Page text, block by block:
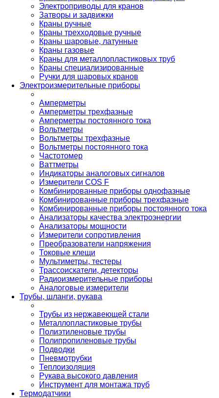
Электроприводы для кранов
Затворы и задвижки
Краны ручные
Краны трехходовые ручные
Краны шаровые, латунные
Краны газовые
Краны для металлопластиковых труб
Краны специализированные
Ручки для шаровых кранов
Электроизмерительные приборы
Амперметры
Амперметры трехфазные
Амперметры постоянного тока
Вольтметры
Вольтметры трехфазные
Вольтметры постоянного тока
Частотомер
Ваттметры
Индикаторы аналоговых сигналов
Измерители COS F
Комбинированные приборы однофазные
Комбинированные приборы трехфазные
Комбинированные приборы постоянного тока
Анализаторы качества электроэнергии
Анализаторы мощности
Измерители сопротивления
Преобразователи напряжения
Токовые клещи
Мультиметры, тестеры
Трассоискатели, детекторы
Радиоизмерительные приборы
Аналоговые измерители
Трубы, шланги, рукава
Трубы из нержавеющей стали
Металлопластиковые трубы
Полиэтиленовые трубы
Полипропиленовые трубы
Подводки
Пневмотрубки
Теплоизоляция
Рукава высокого давления
Инструмент для монтажа труб
Термодатчики